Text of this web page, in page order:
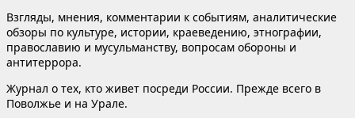
Взгляды, мнения, комментарии к событиям, аналитические
обзоры по культуре, истории, краеведению, этнографии,
православию и мусульманству, вопросам обороны и
антитеррора.
Журнал о тех, кто живет посреди России. Прежде всего в
Поволжье и на Урале.